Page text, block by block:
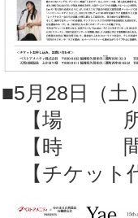
■5月28日（土
【場 所
【時 間】
【チケット